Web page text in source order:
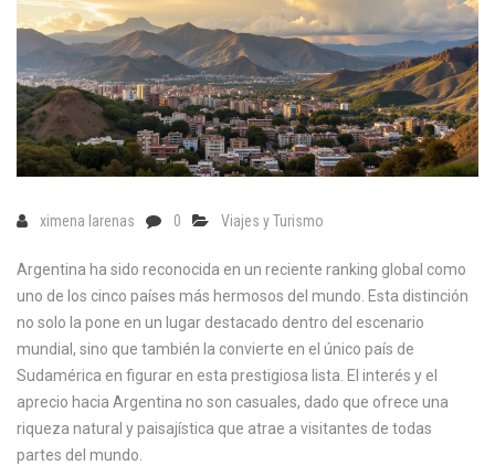
ximena larenas 0 Viajes y Turismo
Argentina ha sido reconocida en un reciente ranking global como
uno de los cinco países más hermosos del mundo. Esta distinción
no solo la pone en un lugar destacado dentro del escenario
mundial, sino que también la convierte en el único país de
Sudamérica en figurar en esta prestigiosa lista. El interés y el
aprecio hacia Argentina no son casuales, dado que ofrece una
riqueza natural y paisajística que atrae a visitantes de todas
partes del mundo.